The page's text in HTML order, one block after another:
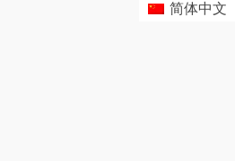
简体中文